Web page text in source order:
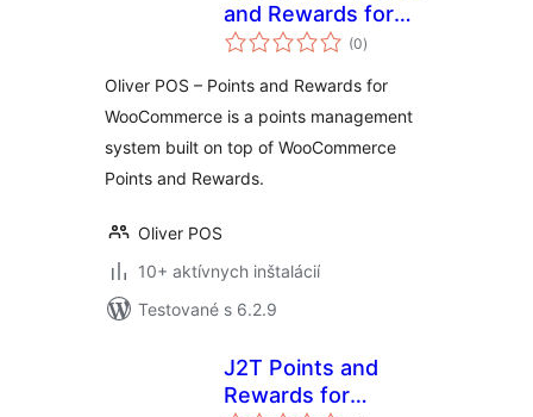
and Rewards for
WooCommerce
(0celkové
hodnotenie
)
Oliver POS – Points and Rewards for
WooCommerce is a points management
system built on top of WooCommerce
Points and Rewards.
Oliver POS
10+ aktívnych inštalácií
Testované s 6.2.9
J2T Points and
Rewards for